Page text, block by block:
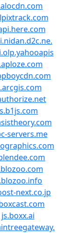
servers.me
next.co.jp
js.boxx.ai